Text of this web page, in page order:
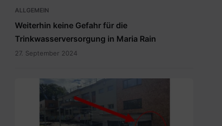
ALLGEMEIN
Weiterhin keine Gefahr für die
Trinkwasserversorgung in Maria Rain
27. September 2024
Eingang
Wahllokal.pdf